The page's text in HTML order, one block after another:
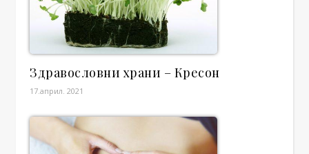
Здравословни храни – Кресон
17.април. 2021